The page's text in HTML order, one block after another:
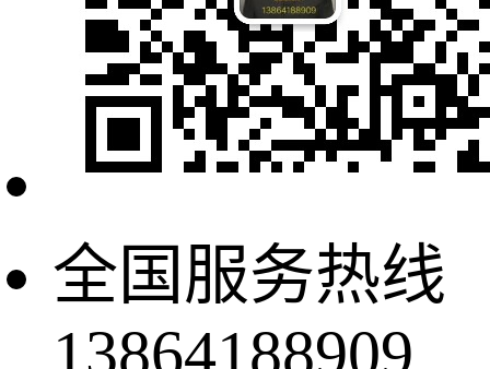
全国服务热线
13864188909